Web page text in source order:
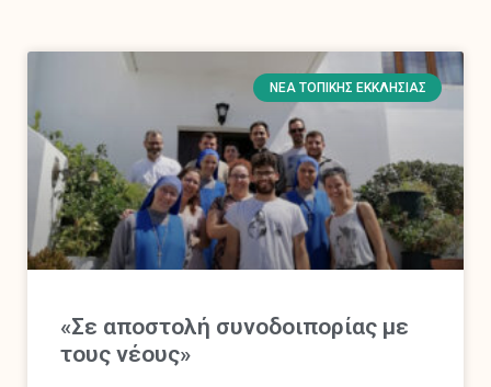
ΝΈΑ ΤΟΠΙΚΉΣ ΕΚΚΛΗΣΊΑΣ
«Σε αποστολή συνοδοιπορίας με
τους νέους»